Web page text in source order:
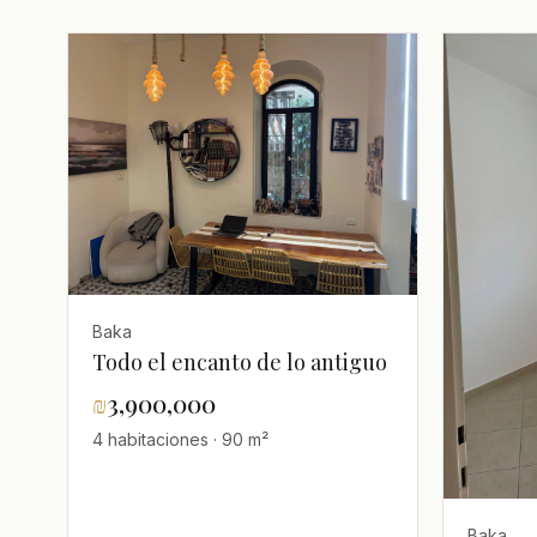
Baka
Todo el encanto de lo antiguo
₪3,900,000
4 habitaciones · 90 m²